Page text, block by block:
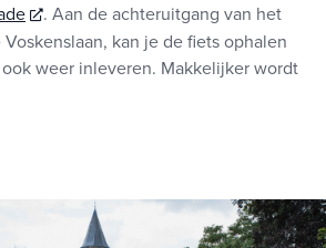
. Aan de achteruitgang van het
kan je de fiets ophalen
weer inleveren. Makkelijker wordt